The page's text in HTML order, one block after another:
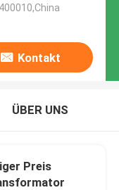
Kontakt
ÜBER UNS
Preis